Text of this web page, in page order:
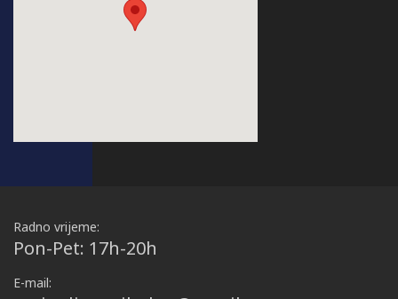
Radno vrijeme:
Pon-Pet: 17h-20h
E-mail: